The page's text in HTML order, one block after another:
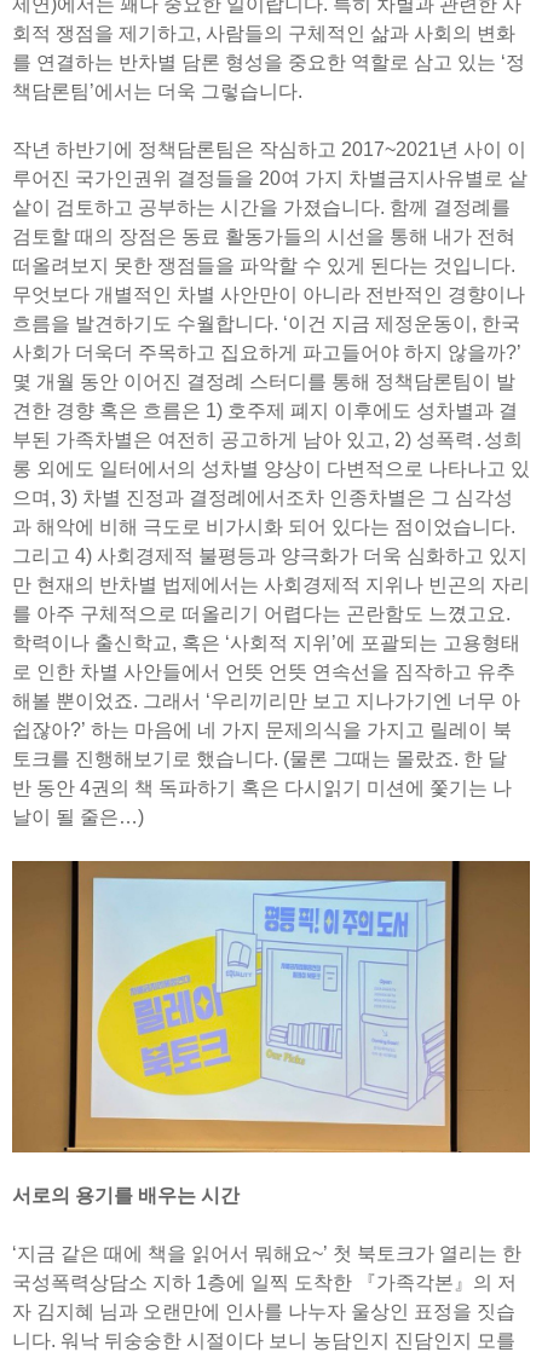
제연)에서는 꽤나 중요한 일이랍니다. 특히 차별과 관련한 사
회적 쟁점을 제기하고, 사람들의 구체적인 삶과 사회의 변화
를 연결하는 반차별 담론 형성을 중요한 역할로 삼고 있는 ‘정
책담론팀’에서는 더욱 그렇습니다.
작년 하반기에 정책담론팀은 작심하고 2017~2021년 사이 이
루어진 국가인권위 결정들을 20여 가지 차별금지사유별로 샅
샅이 검토하고 공부하는 시간을 가졌습니다. 함께 결정례를
검토할 때의 장점은 동료 활동가들의 시선을 통해 내가 전혀
떠올려보지 못한 쟁점들을 파악할 수 있게 된다는 것입니다.
무엇보다 개별적인 차별 사안만이 아니라 전반적인 경향이나
흐름을 발견하기도 수월합니다. ‘이건 지금 제정운동이, 한국
사회가 더욱더 주목하고 집요하게 파고들어야 하지 않을까?’
몇 개월 동안 이어진 결정례 스터디를 통해 정책담론팀이 발
견한 경향 혹은 흐름은 1) 호주제 폐지 이후에도 성차별과 결
부된 가족차별은 여전히 공고하게 남아 있고, 2) 성폭력․성희
롱 외에도 일터에서의 성차별 양상이 다변적으로 나타나고 있
으며, 3) 차별 진정과 결정례에서조차 인종차별은 그 심각성
과 해악에 비해 극도로 비가시화 되어 있다는 점이었습니다.
그리고 4) 사회경제적 불평등과 양극화가 더욱 심화하고 있지
만 현재의 반차별 법제에서는 사회경제적 지위나 빈곤의 자리
를 아주 구체적으로 떠올리기 어렵다는 곤란함도 느꼈고요.
학력이나 출신학교, 혹은 ‘사회적 지위’에 포괄되는 고용형태
로 인한 차별 사안들에서 언뜻 언뜻 연속선을 짐작하고 유추
해볼 뿐이었죠. 그래서 ‘우리끼리만 보고 지나가기엔 너무 아
쉽잖아?’ 하는 마음에 네 가지 문제의식을 가지고 릴레이 북
토크를 진행해보기로 했습니다. (물론 그때는 몰랐죠. 한 달
반 동안 4권의 책 독파하기 혹은 다시읽기 미션에 쫓기는 나
날이 될 줄은…)
서로의 용기를 배우는 시간
‘지금 같은 때에 책을 읽어서 뭐해요~’ 첫 북토크가 열리는 한
국성폭력상담소 지하 1층에 일찍 도착한 『가족각본』의 저
자 김지혜 님과 오랜만에 인사를 나누자 울상인 표정을 짓습
니다. 워낙 뒤숭숭한 시절이다 보니 농담인지 진담인지 모를